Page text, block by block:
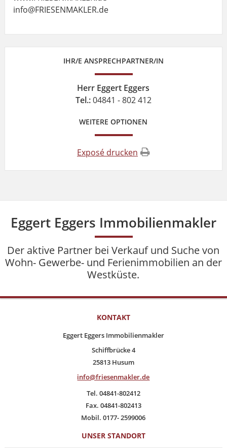
info@FRIESENMAKLER.de
IHR/E ANSPRECHPARTNER/IN
Herr Eggert Eggers
Tel.:04841 - 802 412
WEITERE OPTIONEN
Exposé drucken
Eggert Eggers Immobilienmakler
Der aktive Partner bei Verkauf und Suche von
Wohn- Gewerbe- und Ferienimmobilien an der
Westküste.
KONTAKT
Eggert Eggers Immobilienmakler
Schiffbrücke 4
25813 Husum
info@friesenmakler.de
Tel. 04841-802412
Fax. 04841-802413
Mobil. 0177- 2599006
UNSER STANDORT